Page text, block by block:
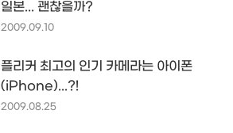
일본... 괜찮을까?
2009.09.10
플리커 최고의 인기 카메라는 아이폰
(iPhone)...?!
2009.08.25